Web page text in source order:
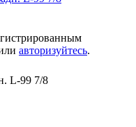
авторизуйтесь.
L-99 7/8